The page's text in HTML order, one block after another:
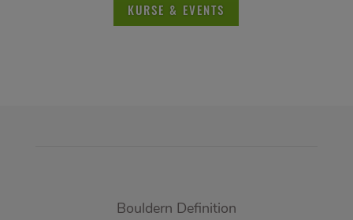
KURSE & EVENTS
Bouldern Definition